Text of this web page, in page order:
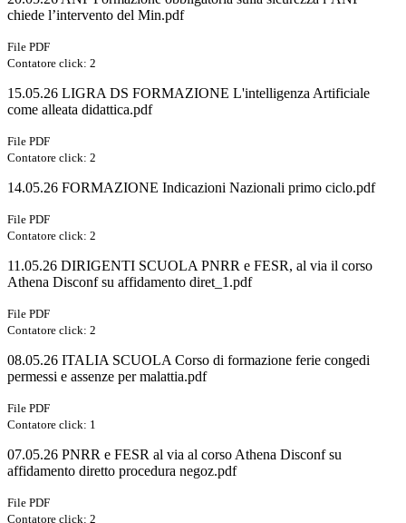
chiede l’intervento del Min.pdf
File PDF
Contatore click: 2
15.05.26 LIGRA DS FORMAZIONE L'intelligenza Artificiale
come alleata didattica.pdf
File PDF
Contatore click: 2
14.05.26 FORMAZIONE Indicazioni Nazionali primo ciclo.pdf
File PDF
Contatore click: 2
11.05.26 DIRIGENTI SCUOLA PNRR e FESR, al via il corso
Athena Disconf su affidamento diret_1.pdf
File PDF
Contatore click: 2
08.05.26 ITALIA SCUOLA Corso di formazione ferie congedi
permessi e assenze per malattia.pdf
File PDF
Contatore click: 1
07.05.26 PNRR e FESR al via al corso Athena Disconf su
affidamento diretto procedura negoz.pdf
File PDF
Contatore click: 2